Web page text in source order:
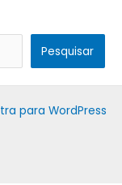
Pesquisar
para WordPress